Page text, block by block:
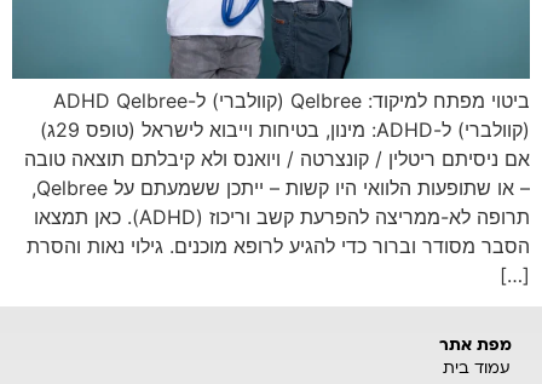
ביטוי מפתח למיקוד: Qelbree (קוולברי) ל-ADHD Qelbree
(קוולברי) ל-ADHD: מינון, בטיחות וייבוא לישראל (טופס 29ג)
אם ניסיתם ריטלין / קונצרטה / ויואנס ולא קיבלתם תוצאה טובה
– או שתופעות הלוואי היו קשות – ייתכן ששמעתם על Qelbree,
תרופה לא-ממריצה להפרעת קשב וריכוז (ADHD). כאן תמצאו
הסבר מסודר וברור כדי להגיע לרופא מוכנים. גילוי נאות והסרת
[…]
מפת אתר
עמוד בית